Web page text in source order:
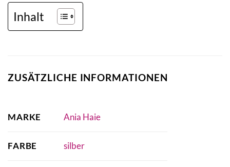
Inhalt
ZUSÄTZLICHE INFORMATIONEN
MARKE Ania Haie
FARBE silber